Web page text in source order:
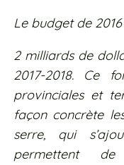
Le budget de
2 milliards de
2017-2018. Ce
provinciales et
façon concrète
serre, qui
permettent